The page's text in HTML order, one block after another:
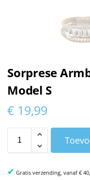
Sorprese
Model S
€ 19,99
✔ Gratis verzending, vanaf €